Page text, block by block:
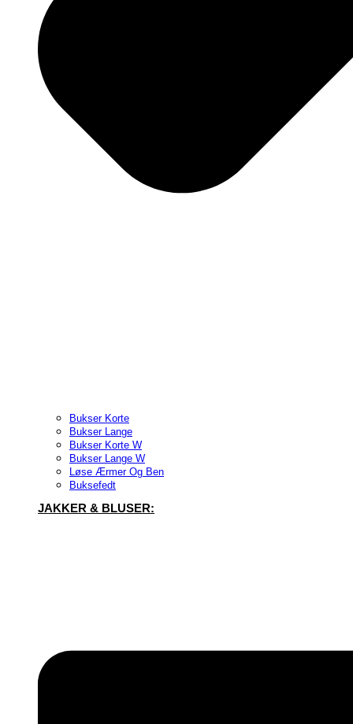
Bukser Korte
Bukser Lange
Bukser Korte W
Bukser Lange W
Løse Ærmer Og Ben
Buksefedt
JAKKER & BLUSER: